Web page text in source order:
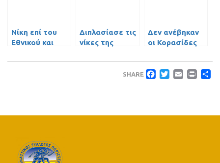
Νίκη επί του
Εθνικού και
τους Παίδες Β’
Διπλασίασε τις
νίκες της
Δεν ανέβηκαν
οι Κορασίδες
SHARE